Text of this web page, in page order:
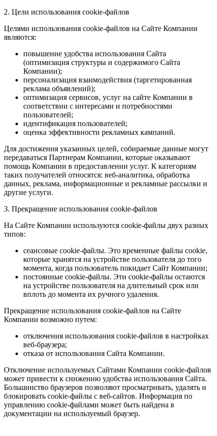
2. Цели использования cookie-файлов
Целями использования cookie-файлов на Сайте Компании
являются:
повышение удобства использования Сайта
(оптимизация структуры и содержимого Сайта
Компании);
персонализация взаимодействия (таргетированная
реклама объявлений);
оптимизация сервисов, услуг на сайте Компании в
соответствии с интересами и потребностями
пользователей;
идентификация пользователей;
оценка эффективности рекламных кампаний.
Для достижения указанных целей, собираемые данные могут
передаваться Партнерам Компании, которые оказывают
помощь Компании в предоставлении услуг. К категориям
таких получателей относятся: веб-аналитика, обработка
данных, реклама, информационные и рекламные рассылки и
другие услуги.
3. Прекращение использования cookie-файлов
На Сайте Компании используются cookie-файлы двух разных
типов:
сеансовые cookie-файлы. Это временные файлы cookie,
которые хранятся на устройстве пользователя до того
момента, когда пользователь покидает Сайт Компании;
постоянные cookie-файлы. Эти cookie-файлы остаются
на устройстве пользователя на длительный срок или
вплоть до момента их ручного удаления.
Прекращение использования cookie-файлов на Сайте
Компании возможно путем:
отключения использования cookie-файлов в настройках
веб-браузера;
отказа от использования Сайта Компании.
Отключение используемых Сайтами Компании cookie-файлов
может привести к снижению удобства использования Сайта.
Большинство браузеров позволяют просматривать, удалять и
блокировать cookie-файлы c веб-сайтов. Информация по
управлению cookie-файлами может быть найдена в
документации на используемый браузер.